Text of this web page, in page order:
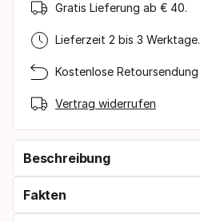
Gratis Lieferung ab € 40.
Lieferzeit 2 bis 3 Werktage.
Kostenlose Retoursendung
Vertrag widerrufen
Beschreibung
Fakten